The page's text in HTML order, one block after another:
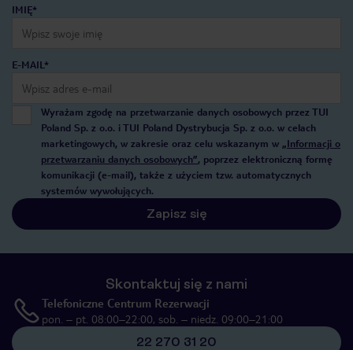
IMIĘ*
E-MAIL*
Wyrażam zgodę na przetwarzanie danych osobowych przez TUI
Poland Sp. z o.o. i TUI Poland Dystrybucja Sp. z o.o. w celach
marketingowych, w zakresie oraz celu wskazanym w „Informacji o
przetwarzaniu danych osobowych”, poprzez elektroniczną formę
komunikacji (e-mail), także z użyciem tzw. automatycznych
systemów wywołujących.
Zapisz się
Skontaktuj się z nami
Telefoniczne Centrum Rezerwacji
pon. – pt. 08:00–22:00, sob. – niedz. 09:00–21:00
22 270 31 20